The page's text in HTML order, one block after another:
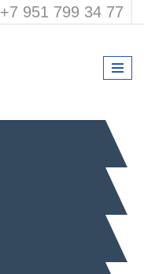
+7 951 799 34 77